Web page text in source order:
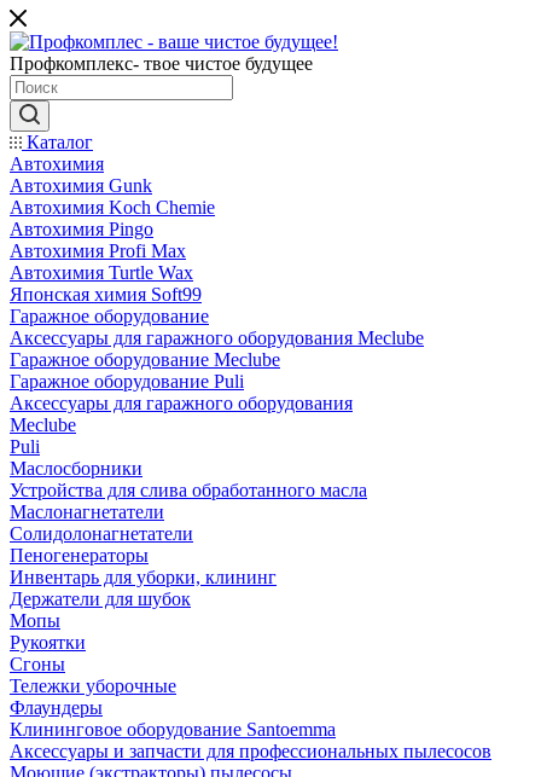
Профкомплекс- твое чистое будущее
Каталог
Автохимия
Автохимия Gunk
Автохимия Koch Chemie
Автохимия Pingo
Автохимия Profi Max
Автохимия Turtle Wax
Японская химия Soft99
Гаражное оборудование
Аксессуары для гаражного оборудования Meclube
Гаражное оборудование Meclube
Гаражное оборудование Puli
Аксессуары для гаражного оборудования
Meclube
Puli
Маслосборники
Устройства для слива обработанного масла
Маслонагнетатели
Солидолонагнетатели
Пеногенераторы
Инвентарь для уборки, клининг
Держатели для шубок
Мопы
Рукоятки
Сгоны
Тележки уборочные
Флаундеры
Клининговое оборудование Santoemma
Аксессуары и запчасти для профессиональных пылесосов
Моющие (экстракторы) пылесосы